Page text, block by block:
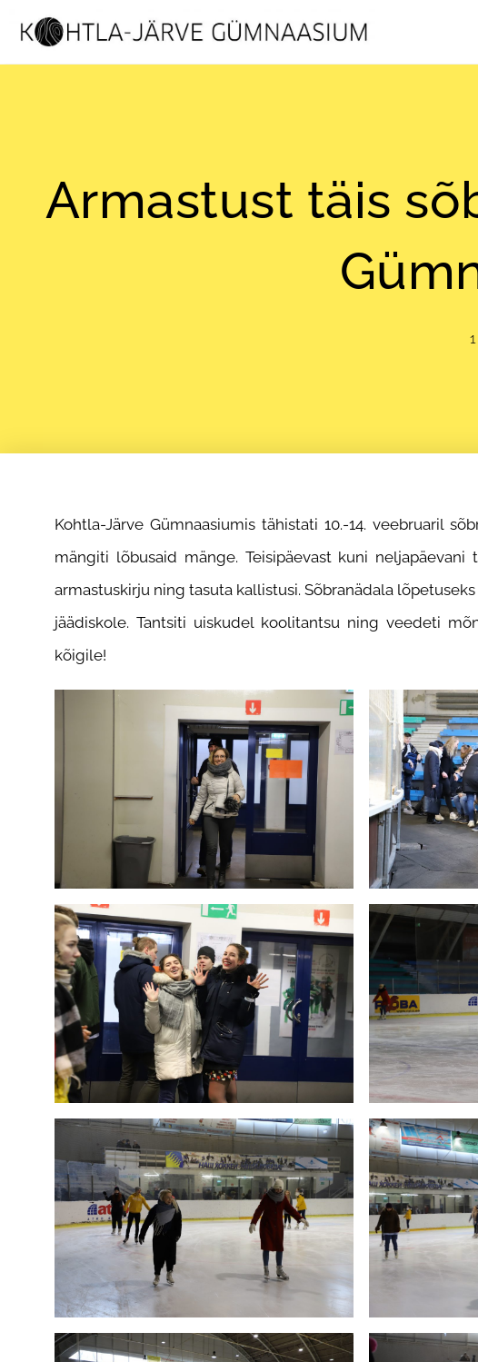
Armastust täis
Kohtla-Järve Gümnaasiumis tähistati 10.-14. veebruaril
mängiti lõbusaid mänge. Teisipäevast kuni
armastuskirju ning tasuta kallistusi. Sõbranädala
jäädiskole. Tantsiti uiskudel koolitantsu ning veedeti
kõigile!